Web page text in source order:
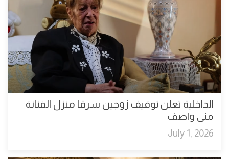
الداخلية تعلن توقيف زوجين سرقا منزل الفنانة
منى واصف
July 1, 2026